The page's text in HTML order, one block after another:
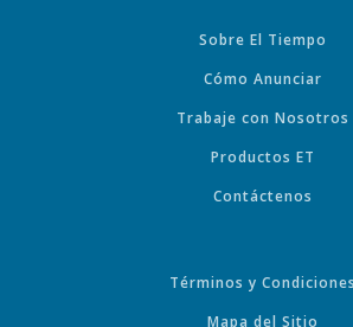
Sobre El Tiempo
Cómo Anunciar
Trabaje con Nosotros
Productos ET
Contáctenos
Términos y Condiciones
Mapa del Sitio